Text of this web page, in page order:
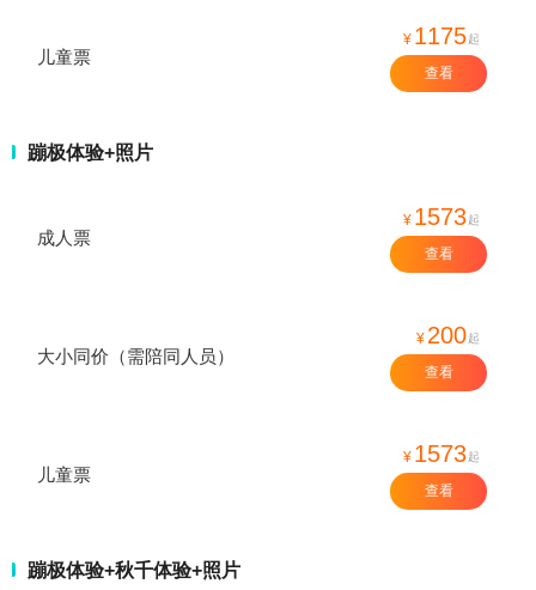
儿童票
¥ 1175起
查看
蹦极体验+照片
成人票
¥ 1573起
查看
大小同价（需陪同人员）
¥ 200起
查看
儿童票
¥ 1573起
查看
蹦极体验+秋千体验+照片